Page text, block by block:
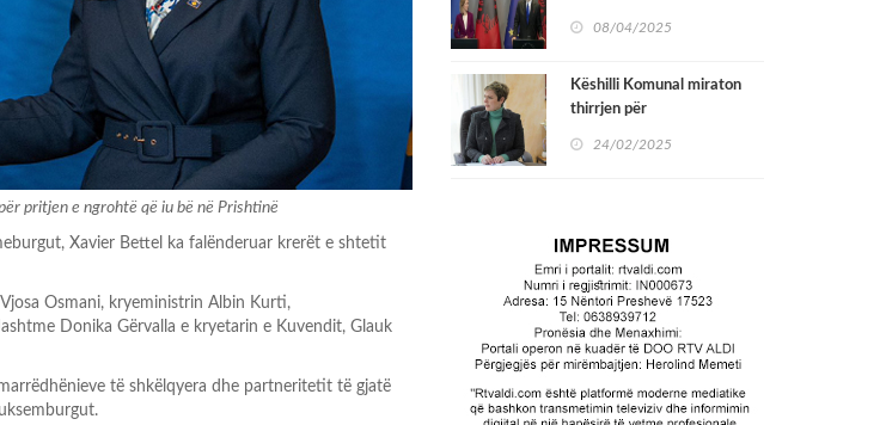
pritjen e ngrohtë që iu bë në Prishtinë
Xavier Bettel ka falënderuar krerët e shtetit
Osmani, kryeministrin Albin Kurti,
Donika Gërvalla e kryetarin e Kuvendit, Glauk
të shkëlqyera dhe partneritetit të gjatë
08/04/2025
Këshilli Komunal miraton
thirrjen për
24/02/2025